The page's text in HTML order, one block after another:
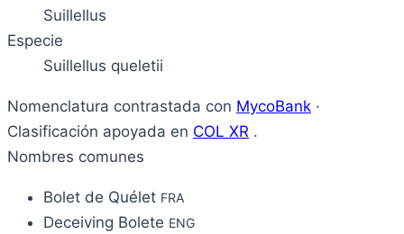
Suillellus
Especie
Suillellus queletii
Nomenclatura contrastada con MycoBank ·
Clasificación apoyada en COL XR .
Nombres comunes
Bolet de Quélet FRA
Deceiving Bolete ENG